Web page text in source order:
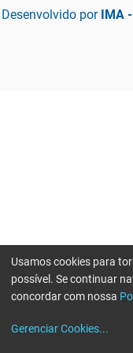
Desenvolvido por IMA
Usamos cookies para
possível. Se continuar
concordar com nossa
Gerenciar Cookies...
Erro ao enviar